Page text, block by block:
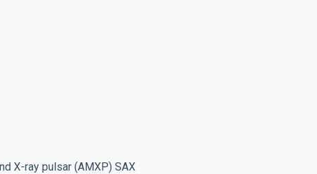
X-ray pulsar (AMXP) SAX